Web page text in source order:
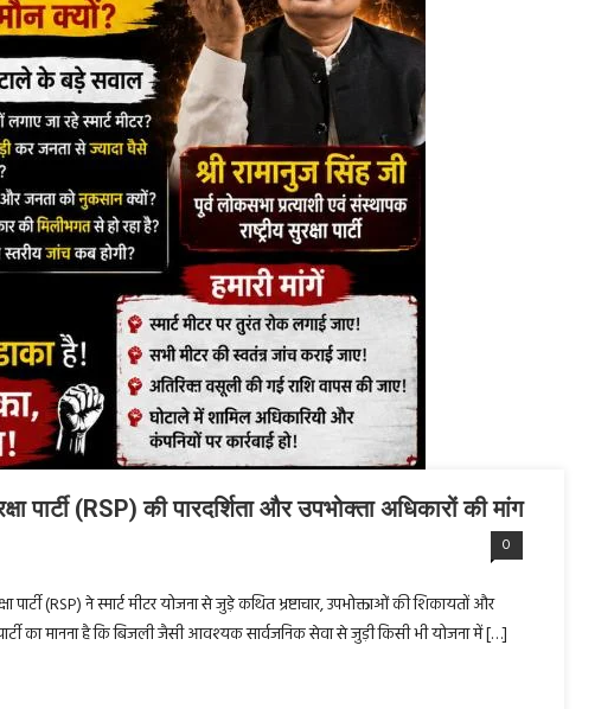
पार्टी (RSP) की पारदर्शिता और उपभोक्ता अधिकारों की मांग
0
पार्टी (RSP) ने स्मार्ट मीटर योजना से जुड़े कथित भ्रष्टाचार, उपभोक्ताओं की शिकायतों और
का मानना है कि बिजली जैसी आवश्यक सार्वजनिक सेवा से जुड़ी किसी भी योजना में […]